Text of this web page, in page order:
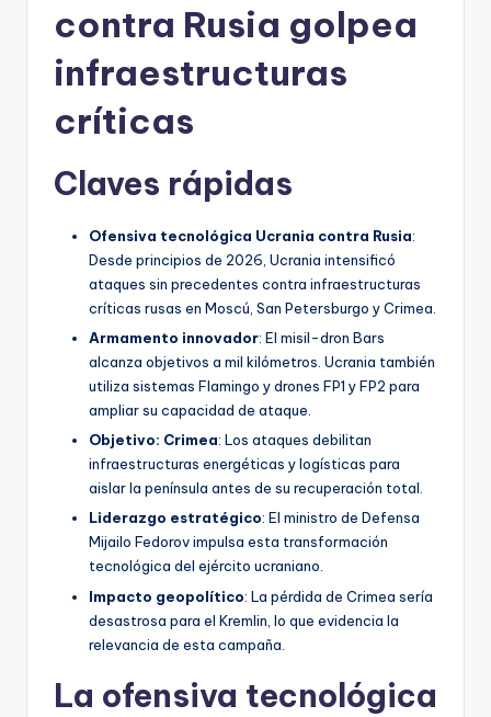
contra Rusia golpea
infraestructuras
críticas
Claves rápidas
Ofensiva tecnológica Ucrania contra Rusia:
Desde principios de 2026, Ucrania intensificó
ataques sin precedentes contra infraestructuras
críticas rusas en Moscú, San Petersburgo y Crimea.
Armamento innovador: El misil-dron Bars
alcanza objetivos a mil kilómetros. Ucrania también
utiliza sistemas Flamingo y drones FP1 y FP2 para
ampliar su capacidad de ataque.
Objetivo: Crimea: Los ataques debilitan
infraestructuras energéticas y logísticas para
aislar la península antes de su recuperación total.
Liderazgo estratégico: El ministro de Defensa
Mijailo Fedorov impulsa esta transformación
tecnológica del ejército ucraniano.
Impacto geopolítico: La pérdida de Crimea sería
desastrosa para el Kremlin, lo que evidencia la
relevancia de esta campaña.
La ofensiva tecnológica